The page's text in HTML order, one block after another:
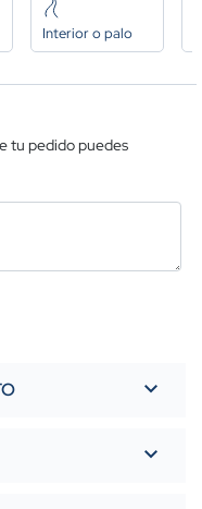
Interior o palo
tu pedido puedes